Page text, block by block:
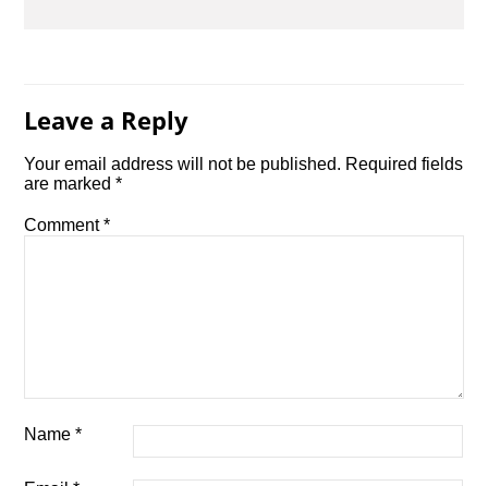
Leave a Reply
Your email address will not be published. Required fields
are marked*
Comment*
Name*